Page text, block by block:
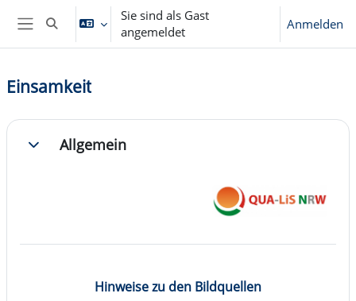
Zum Hauptinhalt
Website-Übersicht
Sucheingabe umschalten
Sie sind als Gast
angemeldet
Anmelden
Einsamkeit
Abschnittsübersicht
EinklappenAllgemein
Hinweise zu den Bildquellen